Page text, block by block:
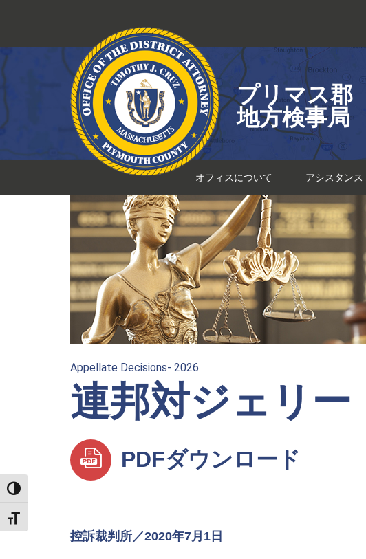
TOGGLE HIGH CONTRAST
TOGGLE FONT SIZE
ン
ツ
ス
キ
プリマス郡
地方検事局
オフィスについて アシスタンス
Appellate Decisions- 2026
連邦対ジェリー
PDFダウンロード
控訴裁判所／2020年7月1日